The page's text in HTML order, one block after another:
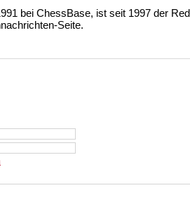
bei ChessBase, ist seit 1997 der
Seite.